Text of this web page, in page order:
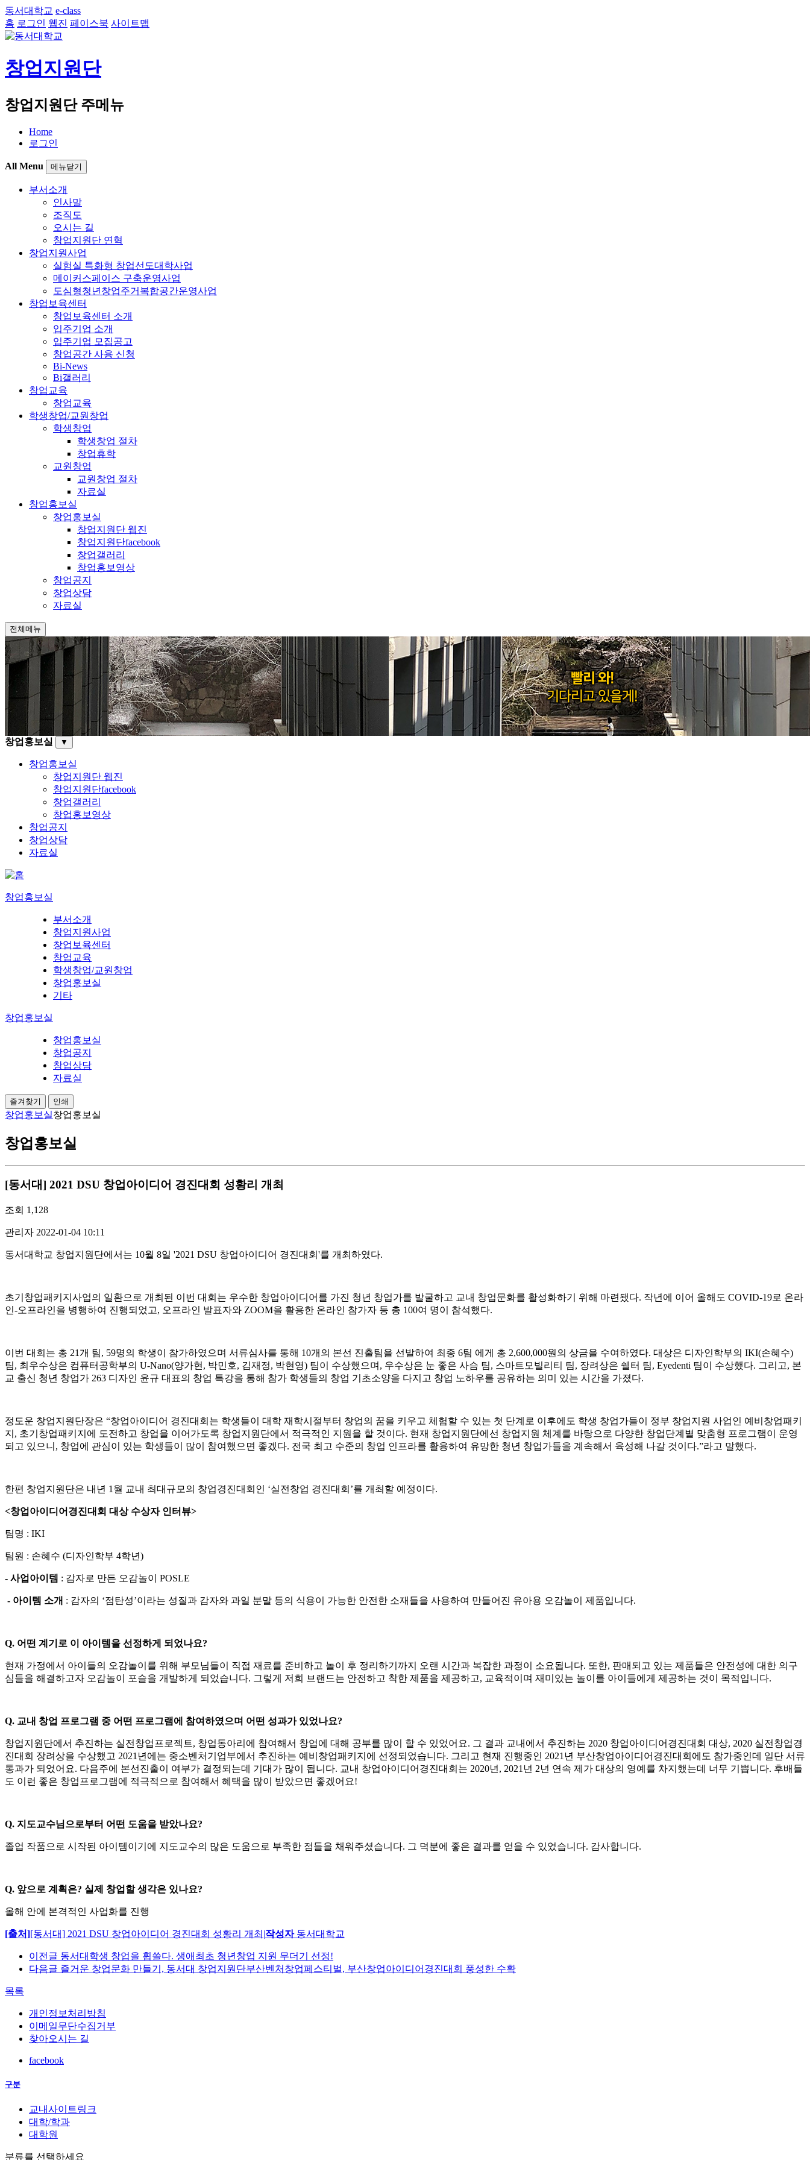
동서대학교 e-class
홈 로그인 웹진 페이스북 사이트맵
창업지원단
창업지원단 주메뉴
Home
로그인
All Menu 메뉴닫기
부서소개
인사말
조직도
오시는 길
창업지원단 연혁
창업지원사업
실험실 특화형 창업선도대학사업
메이커스페이스 구축운영사업
도심형청년창업주거복합공간운영사업
창업보육센터
창업보육센터 소개
입주기업 소개
입주기업 모집공고
창업공간 사용 신청
Bi-News
Bi갤러리
창업교육
창업교육
학생창업/교원창업
학생창업
학생창업 절차
창업휴학
교원창업
교원창업 절차
자료실
창업홍보실
창업홍보실
창업지원단 웹진
창업지원단facebook
창업갤러리
창업홍보영상
창업공지
창업상담
자료실
전체메뉴
창업홍보실 ▼
창업홍보실
창업지원단 웹진
창업지원단facebook
창업갤러리
창업홍보영상
창업공지
창업상담
자료실
창업홍보실
부서소개
창업지원사업
창업보육센터
창업교육
학생창업/교원창업
창업홍보실
기타
창업홍보실
창업홍보실
창업공지
창업상담
자료실
즐겨찾기 인쇄
창업홍보실창업홍보실
창업홍보실
[동서대] 2021 DSU 창업아이디어 경진대회 성황리 개최
조회 1,128
관리자 2022-01-04 10:11
동서대학교 창업지원단에서는 10월 8일 '2021 DSU 창업아이디어 경진대회'를 개최하였다.
초기창업패키지사업의 일환으로 개최된 이번 대회는 우수한 창업아이디어를 가진 청년 창업가를 발굴하고 교내 창업문화를 활성화하기 위해 마련됐다. 작년에 이어 올해도 COVID-19로 온라
인-오프라인을 병행하여 진행되었고, 오프라인 발표자와 ZOOM을 활용한 온라인 참가자 등 총 100여 명이 참석했다.
이번 대회는 총 21개 팀, 59명의 학생이 참가하였으며 서류심사를 통해 10개의 본선 진출팀을 선발하여 최종 6팀 에게 총 2,600,000원의 상금을 수여하였다. 대상은 디자인학부의 IKI(손혜수)
팀, 최우수상은 컴퓨터공학부의 U-Nano(양가현, 박민호, 김재정, 박현영) 팀이 수상했으며, 우수상은 눈 좋은 사슴 팀, 스마트모빌리티 팀, 장려상은 쉘터 팀, Eyedenti 팀이 수상했다. 그리고, 본
교 출신 청년 창업가 263 디자인 윤규 대표의 창업 특강을 통해 참가 학생들의 창업 기초소양을 다지고 창업 노하우를 공유하는 의미 있는 시간을 가졌다.
정도운 창업지원단장은 “창업아이디어 경진대회는 학생들이 대학 재학시절부터 창업의 꿈을 키우고 체험할 수 있는 첫 단계로 이후에도 학생 창업가들이 정부 창업지원 사업인 예비창업패키
지, 초기창업패키지에 도전하고 창업을 이어가도록 창업지원단에서 적극적인 지원을 할 것이다. 현재 창업지원단에선 창업지원 체계를 바탕으로 다양한 창업단계별 맞춤형 프로그램이 운영
되고 있으니, 창업에 관심이 있는 학생들이 많이 참여했으면 좋겠다. 전국 최고 수준의 창업 인프라를 활용하여 유망한 청년 창업가들을 계속해서 육성해 나갈 것이다.”라고 말했다.
한편 창업지원단은 내년 1월 교내 최대규모의 창업경진대회인 ‘실전창업 경진대회’를 개최할 예정이다.
<창업아이디어경진대회 대상 수상자 인터뷰>
팀명 : IKI
팀원 : 손혜수 (디자인학부 4학년)
- 사업아이템 : 감자로 만든 오감놀이 POSLE
- 아이템 소개 : 감자의 ‘점탄성’이라는 성질과 감자와 과일 분말 등의 식용이 가능한 안전한 소재들을 사용하여 만들어진 유아용 오감놀이 제품입니다.
Q. 어떤 계기로 이 아이템을 선정하게 되었나요?
현재 가정에서 아이들의 오감놀이를 위해 부모님들이 직접 재료를 준비하고 놀이 후 정리하기까지 오랜 시간과 복잡한 과정이 소요됩니다. 또한, 판매되고 있는 제품들은 안전성에 대한 의구
심들을 해결하고자 오감놀이 포슬을 개발하게 되었습니다. 그렇게 저희 브랜드는 안전하고 착한 제품을 제공하고, 교육적이며 재미있는 놀이를 아이들에게 제공하는 것이 목적입니다.
Q. 교내 창업 프로그램 중 어떤 프로그램에 참여하였으며 어떤 성과가 있었나요?
창업지원단에서 추진하는 실전창업프로젝트, 창업동아리에 참여해서 창업에 대해 공부를 많이 할 수 있었어요. 그 결과 교내에서 추진하는 2020 창업아이디어경진대회 대상, 2020 실전창업경
진대회 장려상을 수상했고 2021년에는 중소벤처기업부에서 추진하는 예비창업패키지에 선정되었습니다. 그리고 현재 진행중인 2021년 부산창업아이디어경진대회에도 참가중인데 일단 서류
통과가 되었어요. 다음주에 본선진출이 여부가 결정되는데 기대가 많이 됩니다. 교내 창업아이디어경진대회는 2020년, 2021년 2년 연속 제가 대상의 영예를 차지했는데 너무 기쁩니다. 후배들
도 이런 좋은 창업프로그램에 적극적으로 참여해서 혜택을 많이 받았으면 좋겠어요!
Q. 지도교수님으로부터 어떤 도움을 받았나요?
졸업 작품으로 시작된 아이템이기에 지도교수의 많은 도움으로 부족한 점들을 채워주셨습니다. 그 덕분에 좋은 결과를 얻을 수 있었습니다. 감사합니다.
Q. 앞으로 계획은? 실제 창업할 생각은 있나요?
올해 안에 본격적인 사업화를 진행
[출처][동서대] 2021 DSU 창업아이디어 경진대회 성황리 개최 |작성자동서대학교
이전글 동서대학생 창업을 휩쓸다. 생애최초 청년창업 지원 무더기 선정!
다음글 즐거운 창업문화 만들기, 동서대 창업지원단부산벤처창업페스티벌, 부산창업아이디어경진대회 풍성한 수확
목록
개인정보처리방침
이메일무단수집거부
찾아오시는 길
facebook
구분
교내사이트링크
대학/학과
대학원
분류를 선택하세요